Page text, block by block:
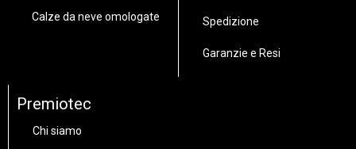
Calze da neve omologate Spedizione
Garanzie e Resi
Premiotec
Chi siamo